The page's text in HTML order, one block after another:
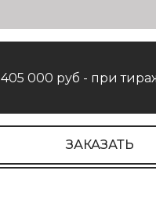
ЗАКАЗАТЬ
405 000 руб - при